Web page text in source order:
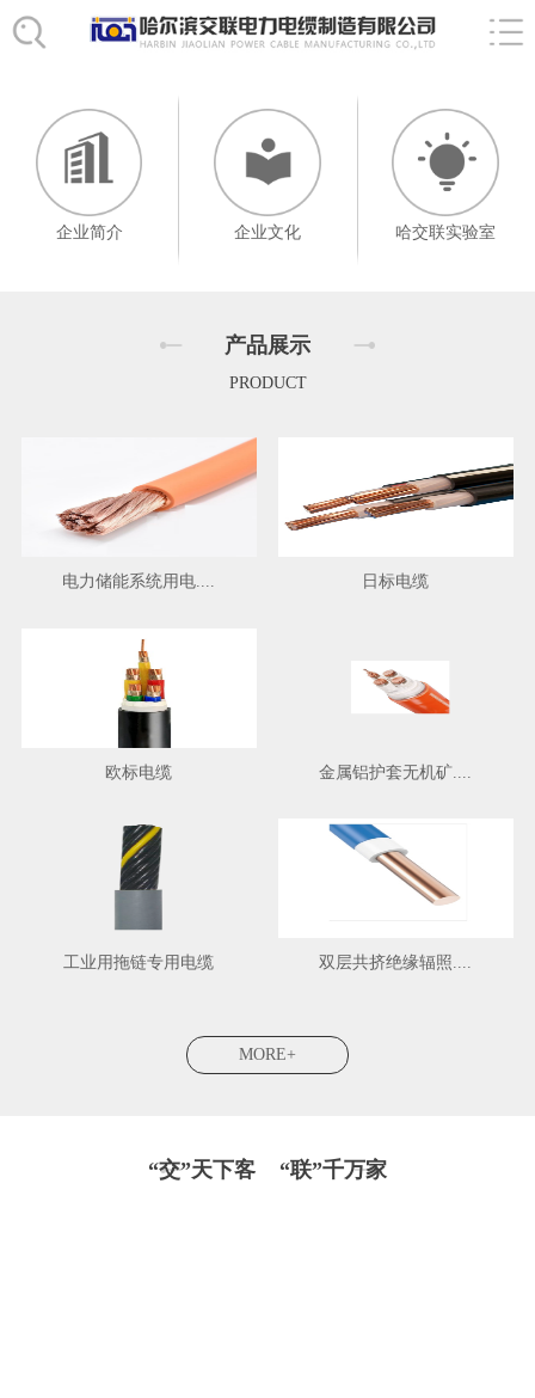
企业简介 企业文化 哈交联实验室
产品展示
PRODUCT
电力储能系统用电.... 日标电缆
欧标电缆 金属铝护套无机矿....
工业用拖链专用电缆 双层共挤绝缘辐照....
MORE+
“交”天下客 “联”千万家